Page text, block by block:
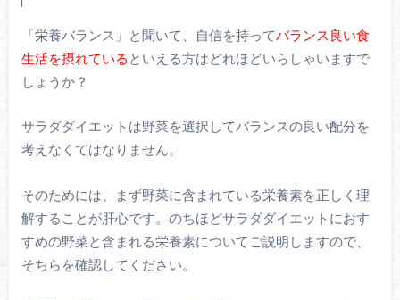
「栄養バランス」と聞いて、自信を持ってバランス良い食
生活を摂れている といえる方はどれほどいらしゃいますで
しょうか？
サラダダイエットは野菜を選択してバランスの良い配分を
考えなくてはなりません。
そのためには、まず野菜に含まれている栄養素を正しく理
解することが肝心です。のちほどサラダダイエットにおす
すめの野菜と含まれる栄養素についてご説明しますので、
そちらを確認してください。